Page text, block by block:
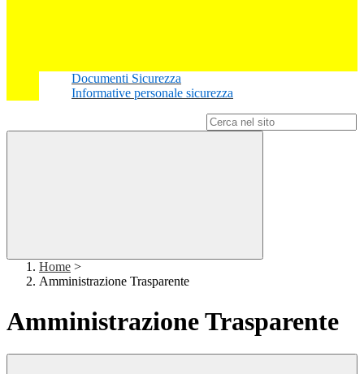
Documenti Sicurezza
Informative personale sicurezza
Home >
Amministrazione Trasparente
Amministrazione Trasparente